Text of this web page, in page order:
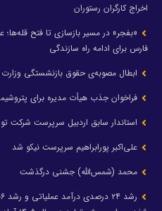
اخراج کارگران رستوران
«بفجر» در مسیر بازسازی تا فتح
فارس برای ادامه راه سازندگی
ابطال مصوبه‌ی حقوق بازنشستگی
فراخوان جذب هیأت مدیره برای
استاندار سابق اردبیل سرپرست شرکت
علی‌اکبر پورابراهیم سرپرست نیکو شد
محمد (شمس‌الله) جشنی درگذشت